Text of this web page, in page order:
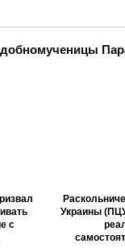
с
Украины